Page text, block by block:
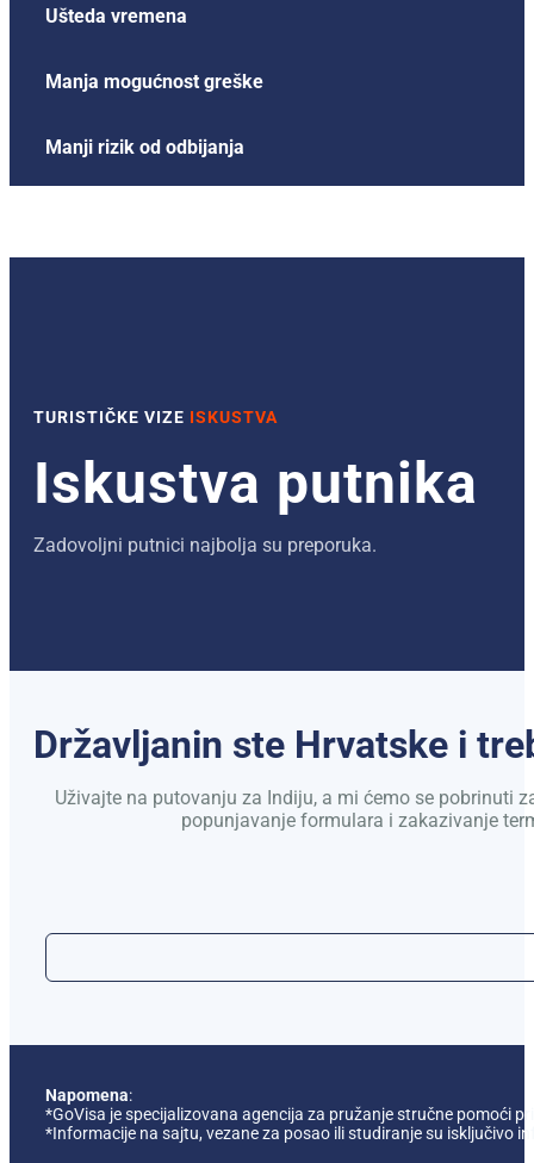
Ušteda vremena
Manja mogućnost greške
Manji rizik od odbijanja
TURISTIČKE VIZE ISKUSTVA
Iskustva putnika
Zadovoljni putnici najbolja su preporuka.
Državljanin ste Hrvatske i
Uživajte na putovanju za Indiju, a mi ćemo se pobrinuti
popunjavanje formulara i zakazivanje
Napomena:
*GoVisa je specijalizovana agencija za pružanje stručne pomoći
*Informacije na sajtu, vezane za posao ili studiranje su